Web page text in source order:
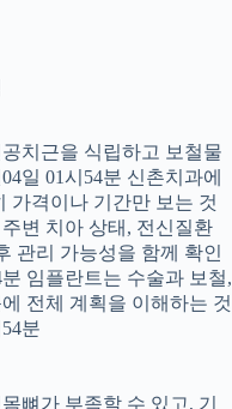
치근을 식립하고 보철물
일 01시54분 신촌치과에
가격이나 기간만 보는 것
변 치아 상태, 전신질환
관리 가능성을 함께 확인
임플란트는 수술과 보철,
전체 계획을 이해하는 것
분
뼈가 부족할 수 있고, 기